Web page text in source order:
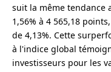
suit la même tendance
1,56% à 4 565,18
de 4,13%. Cette
à l'indice global
investisseurs pour les